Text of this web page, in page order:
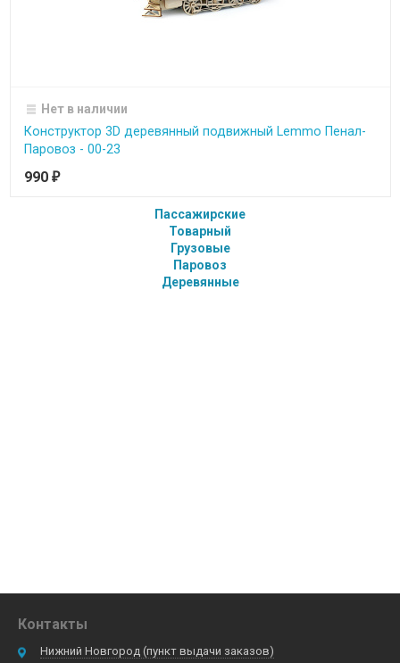
Нет в наличии
Конструктор 3D деревянный подвижный Lemmo Пенал-
Паровоз - 00-23
990 ₽
Пассажирские
Товарный
Грузовые
Паровоз
Деревянные
Контакты
Нижний Новгород (пункт выдачи заказов)